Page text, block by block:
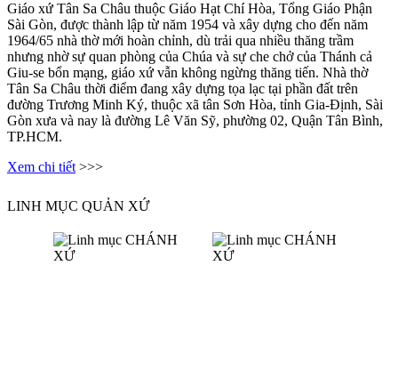
Giáo xứ Tân Sa Châu thuộc Giáo Hạt Chí Hòa, Tổng Giáo Phận
Sài Gòn, được thành lập từ năm 1954 và xây dựng cho đến năm
1964/65 nhà thờ mới hoàn chỉnh, dù trải qua nhiều thăng trầm
nhưng nhờ sự quan phòng của Chúa và sự che chở của Thánh cả
Giu-se bổn mạng, giáo xứ vẫn không ngừng thăng tiến. Nhà thờ
Tân Sa Châu thời điểm đang xây dựng tọa lạc tại phần đất trên
đường Trương Minh Ký, thuộc xã tân Sơn Hòa, tỉnh Gia-Định, Sài
Gòn xưa và nay là đường Lê Văn Sỹ, phường 02, Quận Tân Bình,
TP.HCM.
Xem chi tiết >>>
LINH MỤC QUẢN XỨ